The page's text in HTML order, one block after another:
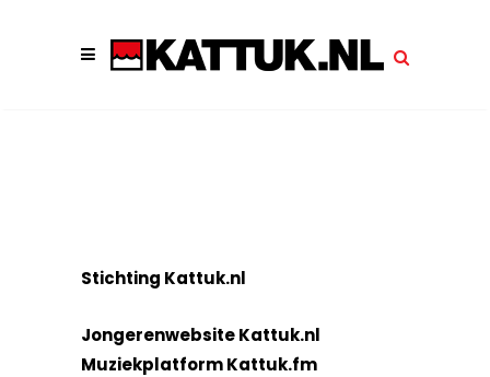
Stichting Kattuk.nl
Jongerenwebsite Kattuk.nl
Muziekplatform Kattuk.fm